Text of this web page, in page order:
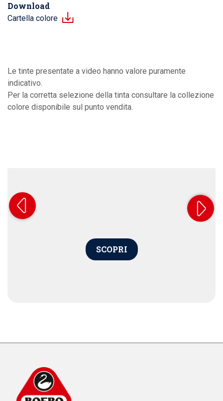
Download
Cartella colore
Le tinte presentate a video hanno valore puramente
indicativo.
Per la corretta selezione della tinta consultare la collezione
colore disponibile sul punto vendita.
SCOPRI